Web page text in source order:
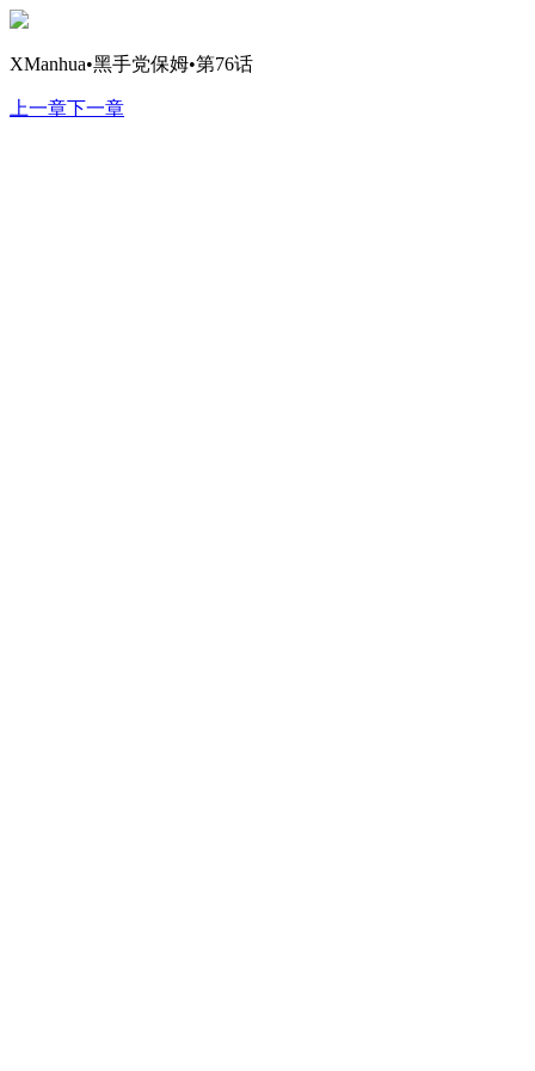
XManhua•黑手党保姆•第76话
上一章下一章